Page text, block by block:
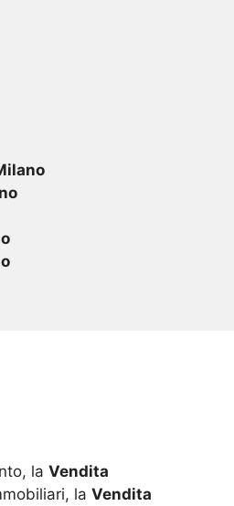
la Vendita
la Vendita